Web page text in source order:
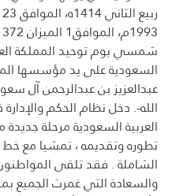
شمسي يوم توحيد المملكة
السعودية على يد مؤسسها
عبدالعزيز بن عبدالرحمن آل
الله-. دخل نظام الحكم
العربية السعودية مرحلة
تطوره وتقديمه ، تمشيا مع خط
الشاملة . فقد تلقى
والسعادة التي غمرت الجميع